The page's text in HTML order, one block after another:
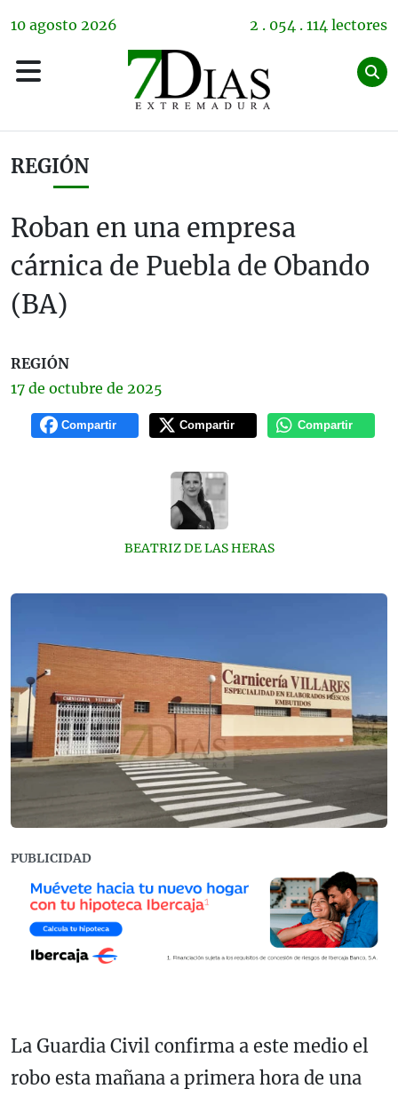
10 agosto 2026 2 . 054 . 114 lectores
REGIÓN
Roban en una empresa
cárnica de Puebla de Obando
(BA)
REGIÓN
17 de octubre de 2025
Compartir Compartir Compartir
BEATRIZ DE LAS HERAS
PUBLICIDAD
La Guardia Civil confirma a este medio el
robo esta mañana a primera hora de una